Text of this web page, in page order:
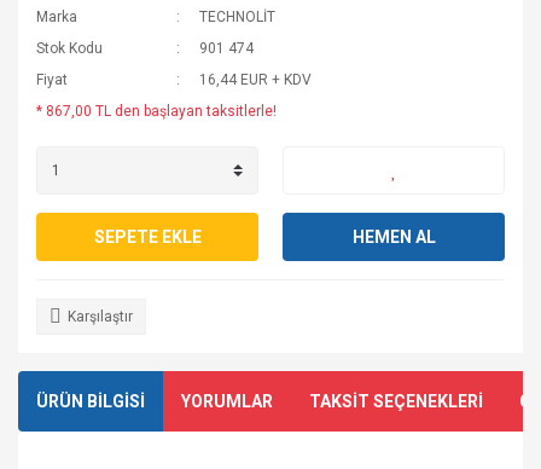
Marka
TECHNOLİT
Stok Kodu
901 474
Fiyat
16,44 EUR + KDV
* 867,00 TL den başlayan taksitlerle!
SEPETE EKLE HEMEN AL
Karşılaştır
ÜRÜN BİLGİSİ YORUMLAR TAKSİT SEÇENEKLERİ